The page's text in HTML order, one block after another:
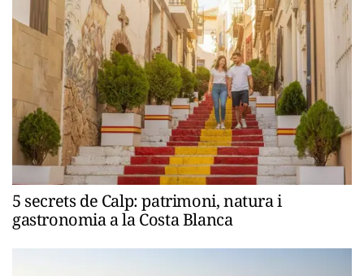
5 secrets de Calp: patrimoni, natura i
gastronomia a la Costa Blanca